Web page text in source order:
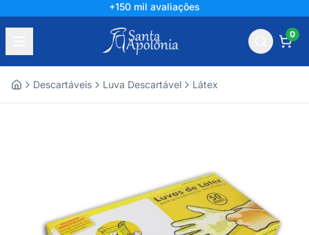
+150 mil avaliações
0
Descartáveis Luva Descartável Látex